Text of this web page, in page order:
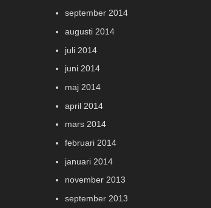
september 2014
augusti 2014
juli 2014
juni 2014
maj 2014
april 2014
mars 2014
februari 2014
januari 2014
november 2013
september 2013